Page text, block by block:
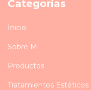
Categorías
Inicio
Sobre Mi
Productos
Tratamientos Estéticos